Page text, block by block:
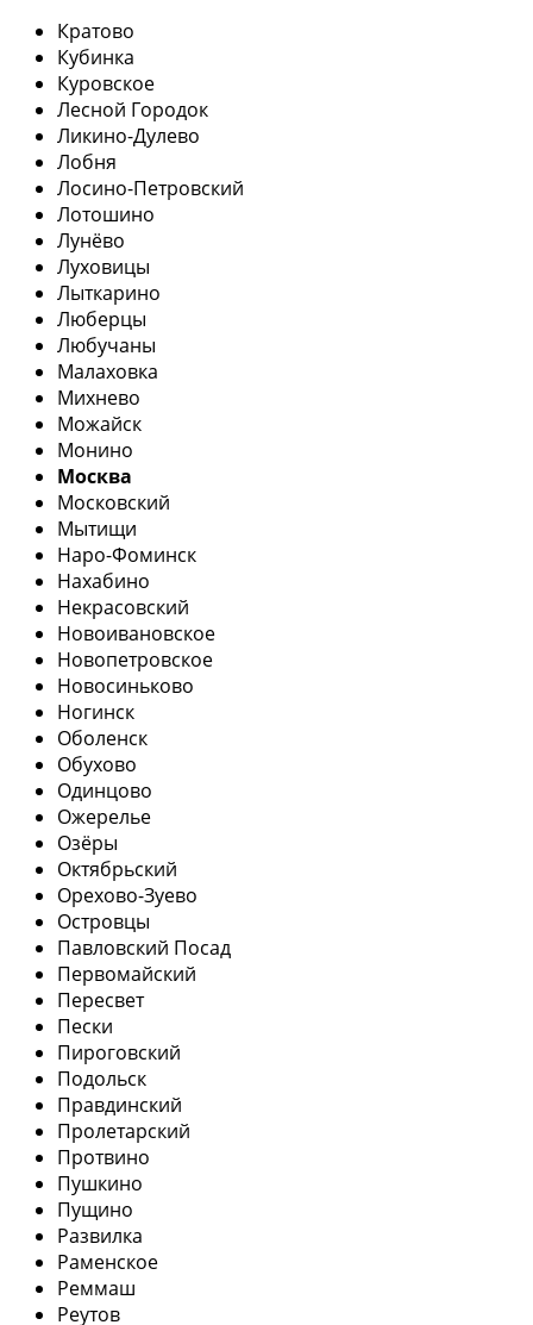
Кратово
Кубинка
Куровское
Лесной Городок
Ликино-Дулево
Лобня
Лосино-Петровский
Лотошино
Лунёво
Луховицы
Лыткарино
Люберцы
Любучаны
Малаховка
Михнево
Можайск
Монино
Москва
Московский
Мытищи
Наро-Фоминск
Нахабино
Некрасовский
Новоивановское
Новопетровское
Новосиньково
Ногинск
Оболенск
Обухово
Одинцово
Ожерелье
Озёры
Октябрьский
Орехово-Зуево
Островцы
Павловский Посад
Первомайский
Пересвет
Пески
Пироговский
Подольск
Правдинский
Пролетарский
Протвино
Пушкино
Пущино
Развилка
Раменское
Реммаш
Реутов